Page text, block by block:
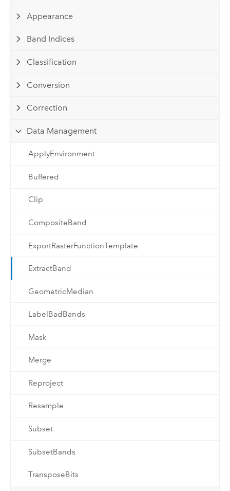
Appearance
Band Indices
Classification
Conversion
Correction
Data Management
ApplyEnvironment
Buffered
Clip
CompositeBand
ExportRasterFunctionTemplate
ExtractBand
GeometricMedian
LabelBadBands
Mask
Merge
Reproject
Resample
Subset
SubsetBands
TransposeBits